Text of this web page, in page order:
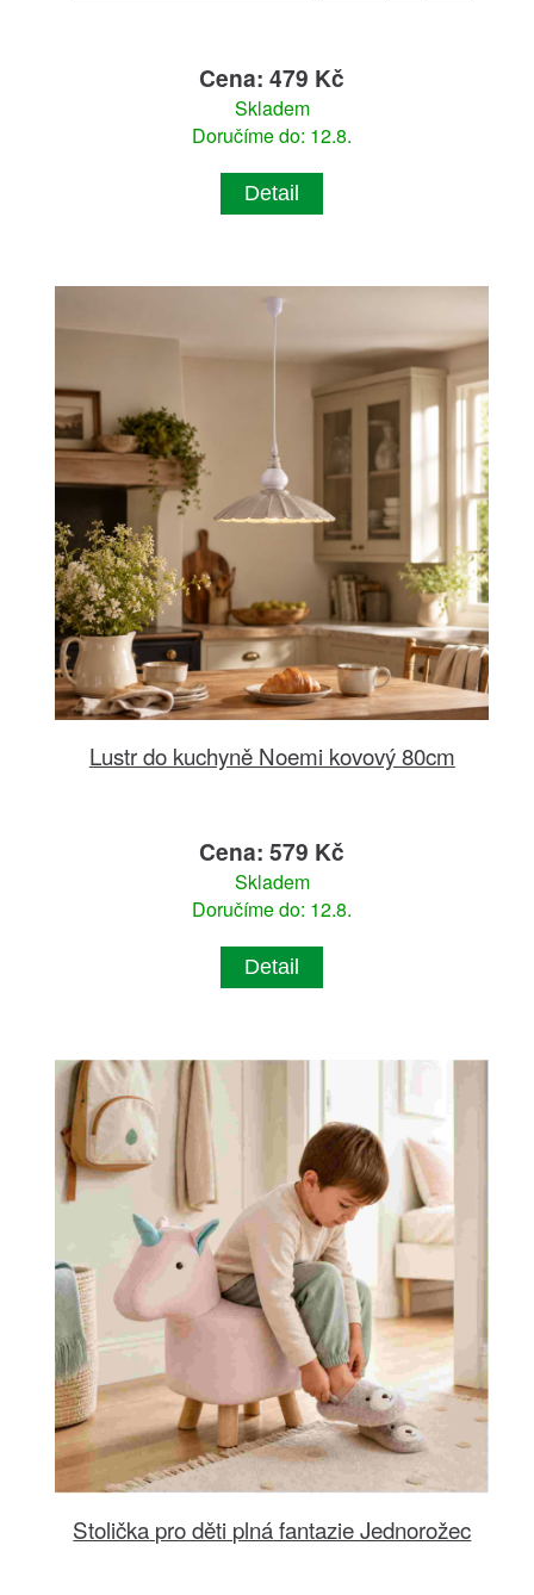
Cena: 479 Kč
Skladem
Doručíme do: 12.8.
Detail
Lustr do kuchyně Noemi kovový 80cm
Cena: 579 Kč
Skladem
Doručíme do: 12.8.
Detail
Stolička pro děti plná fantazie Jednorožec